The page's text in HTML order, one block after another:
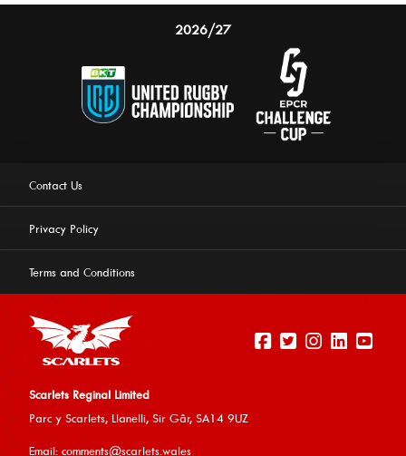
2026/27
Contact Us
Privacy Policy
Terms and Conditions
Scarlets Reginal Limited
Parc y Scarlets, Llanelli, Sir Gâr, SA14 9UZ
Email: comments@scarlets.wales